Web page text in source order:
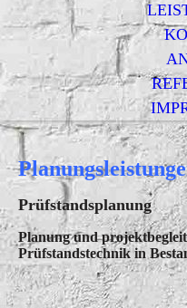
Prüfstandsplanung
Planung und
Prüfstandstechnik in